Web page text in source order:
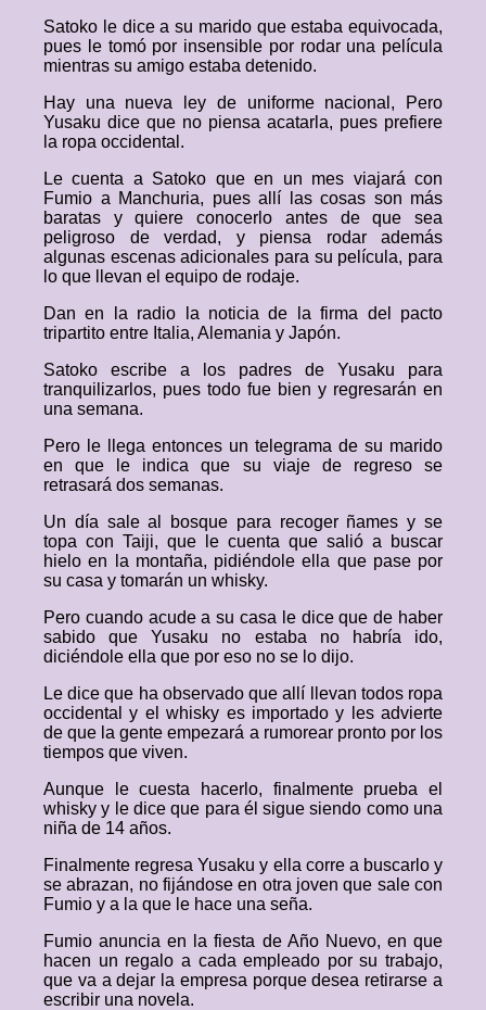
Satoko le dice a su marido que estaba equivocada,
pues le tomó por insensible por rodar una película
mientras su amigo estaba detenido.
Hay una nueva ley de uniforme nacional, Pero
Yusaku dice que no piensa acatarla, pues prefiere
la ropa occidental.
Le cuenta a Satoko que en un mes viajará con
Fumio a Manchuria, pues allí las cosas son más
baratas y quiere conocerlo antes de que sea
peligroso de verdad, y piensa rodar además
algunas escenas adicionales para su película, para
lo que llevan el equipo de rodaje.
Dan en la radio la noticia de la firma del pacto
tripartito entre Italia, Alemania y Japón.
Satoko escribe a los padres de Yusaku para
tranquilizarlos, pues todo fue bien y regresarán en
una semana.
Pero le llega entonces un telegrama de su marido
en que le indica que su viaje de regreso se
retrasará dos semanas.
Un día sale al bosque para recoger ñames y se
topa con Taiji, que le cuenta que salió a buscar
hielo en la montaña, pidiéndole ella que pase por
su casa y tomarán un whisky.
Pero cuando acude a su casa le dice que de haber
sabido que Yusaku no estaba no habría ido,
diciéndole ella que por eso no se lo dijo.
Le dice que ha observado que allí llevan todos ropa
occidental y el whisky es importado y les advierte
de que la gente empezará a rumorear pronto por los
tiempos que viven.
Aunque le cuesta hacerlo, finalmente prueba el
whisky y le dice que para él sigue siendo como una
niña de 14 años.
Finalmente regresa Yusaku y ella corre a buscarlo y
se abrazan, no fijándose en otra joven que sale con
Fumio y a la que le hace una seña.
Fumio anuncia en la fiesta de Año Nuevo, en que
hacen un regalo a cada empleado por su trabajo,
que va a dejar la empresa porque desea retirarse a
escribir una novela.